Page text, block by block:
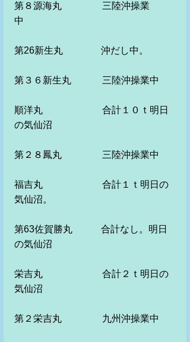
第８源海丸　　　 　三陸沖操業
中
第26新生丸　　　　沖だし中。
第３６新生丸　　　 三陸沖操業中
順洋丸　　　　　 　合計１０ｔ明日
の気仙沼
第２８鳳丸　　　　 三陸沖操業中
福吉丸　　　　　　 合計１ｔ明日の
気仙沼。
第63佐賀勝丸　　　合計なし。明日
の気仙沼
栄吉丸　　　　　　 合計２ｔ明日の
気仙沼
第２栄吉丸　　　　 九州沖操業中